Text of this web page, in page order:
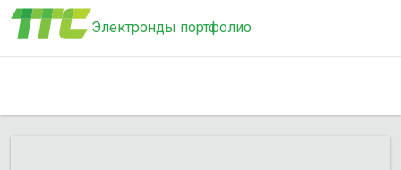
Электронды портфолио